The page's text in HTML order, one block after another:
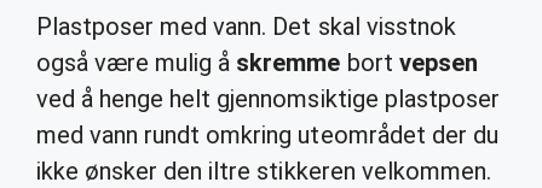
Plastposer med vann. Det skal visstnok
også være mulig å skremme bort vepsen
ved å henge helt gjennomsiktige plastposer
med vann rundt omkring uteområdet der du
ikke ønsker den iltre stikkeren velkommen.